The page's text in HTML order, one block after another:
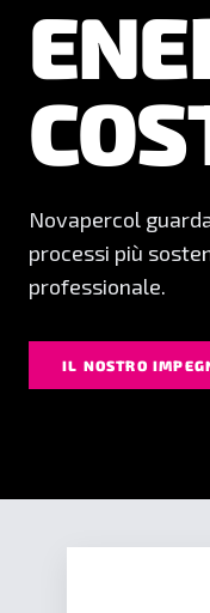
Formulazioni
Novapercol